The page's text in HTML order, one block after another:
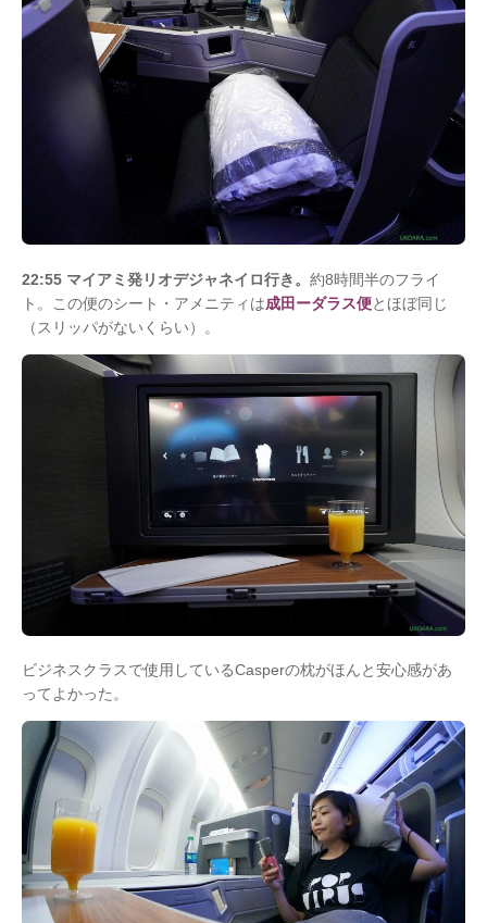
22:55 マイアミ発リオデジャネイロ行き。 約8時間半のフライ
ト。この便のシート・アメニティは成田ーダラス便とほぼ同じ
（スリッパがないくらい）。
ビジネスクラスで使用しているCasperの枕がほんと安心感があ
ってよかった。